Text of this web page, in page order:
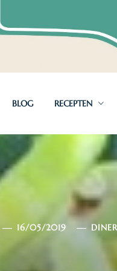
BLOG RECEPTEN
16/05/2019